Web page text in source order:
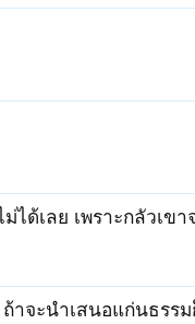
ได้เลย เพราะกลัวเขา
าจะนำเสนอแก่นธรร